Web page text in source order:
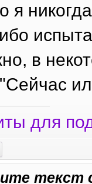
я
в
для
текст